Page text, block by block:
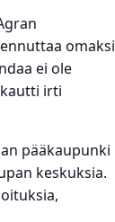
omaksi
ei ole
irti
pääkaupunki
keskuksia.